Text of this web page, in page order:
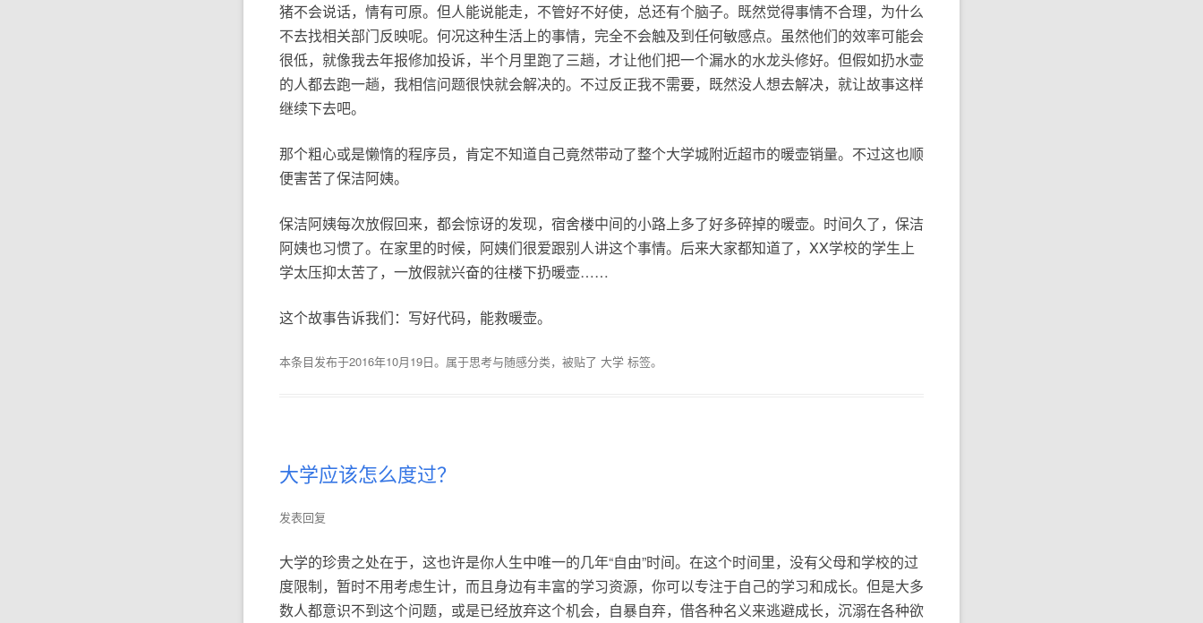
猪不会说话，情有可原。但人能说能走，不管好不好使，总还有个脑子。既然觉得事情不合理，为什么
不去找相关部门反映呢。何况这种生活上的事情，完全不会触及到任何敏感点。虽然他们的效率可能会
很低，就像我去年报修加投诉，半个月里跑了三趟，才让他们把一个漏水的水龙头修好。但假如扔水壶
的人都去跑一趟，我相信问题很快就会解决的。不过反正我不需要，既然没人想去解决，就让故事这样
继续下去吧。
那个粗心或是懒惰的程序员，肯定不知道自己竟然带动了整个大学城附近超市的暖壶销量。不过这也顺
便害苦了保洁阿姨。
保洁阿姨每次放假回来，都会惊讶的发现，宿舍楼中间的小路上多了好多碎掉的暖壶。时间久了，保洁
阿姨也习惯了。在家里的时候，阿姨们很爱跟别人讲这个事情。后来大家都知道了，XX学校的学生上
学太压抑太苦了，一放假就兴奋的往楼下扔暖壶……
这个故事告诉我们：写好代码，能救暖壶。
本条目发布于2016年10月19日。属于思考与随感分类，被贴了 大学 标签。
大学应该怎么度过？
发表回复
大学的珍贵之处在于，这也许是你人生中唯一的几年“自由”时间。在这个时间里，没有父母和学校的过
度限制，暂时不用考虑生计，而且身边有丰富的学习资源，你可以专注于自己的学习和成长。但是大多
数人都意识不到这个问题，或是已经放弃这个机会，自暴自弃，借各种名义来逃避成长，沉溺在各种欲